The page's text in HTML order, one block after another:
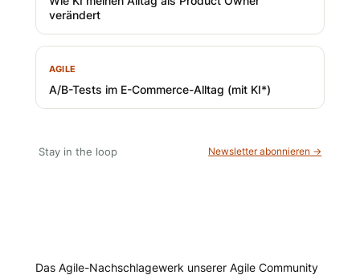
verändert
AGILE
A/B-Tests im E-Commerce-Alltag (mit KI*)
Stay in the loop Newsletter abonnieren →
Das Agile-Nachschlagewerk unserer Agile Community